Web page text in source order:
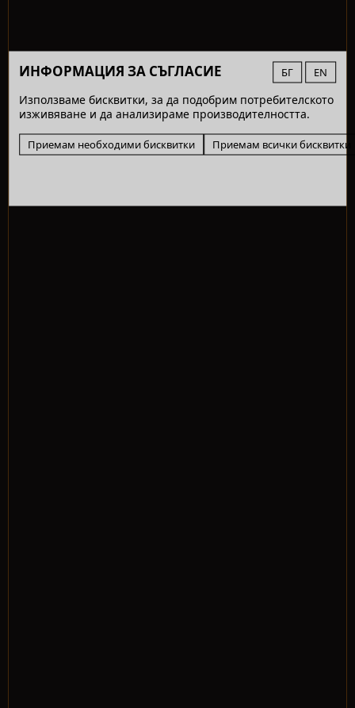
ИНФОРМАЦИЯ ЗА СЪГЛАСИЕ БГ EN
Използваме бисквитки, за да подобрим потребителското
изживяване и да анализираме производителността.
Приемам необходими бисквитки Приемам всички бисквитки